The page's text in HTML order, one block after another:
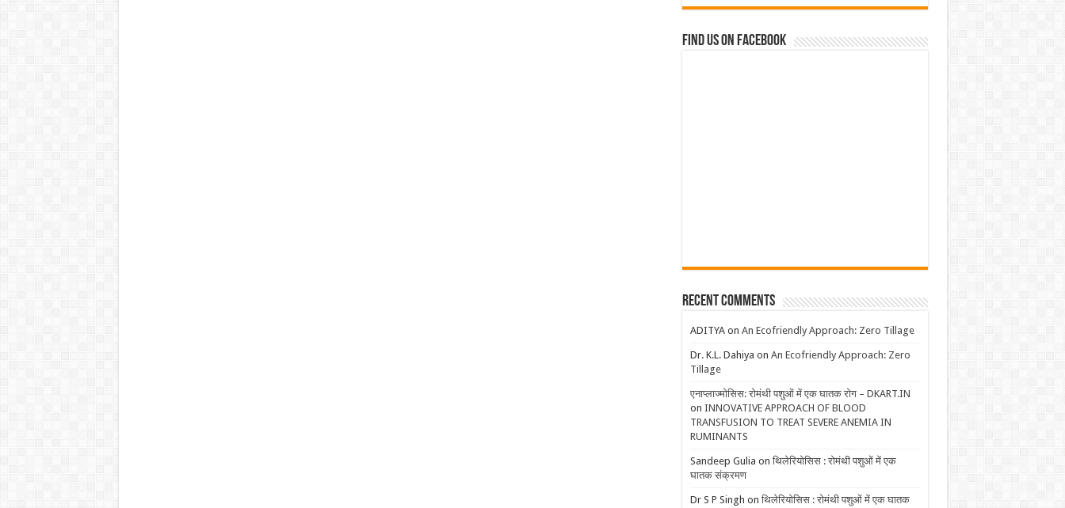
Find us on Facebook
Recent Comments
ADITYAon An Ecofriendly Approach: Zero Tillage
Dr. K.L. Dahiya on An Ecofriendly Approach: Zero
Tillage
एनाप्लाज्मोसिस: रोमंथी पशुओं में एक घातक रोग – DKART.IN
on INNOVATIVE APPROACH OF BLOOD
TRANSFUSION TO TREAT SEVERE ANEMIA IN
RUMINANTS
Sandeep Gulia on थिलेरियोसिस : रोमंथी पशुओं में एक
घातक संक्रमण
Dr S P Singh on थिलेरियोसिस : रोमंथी पशुओं में एक घातक